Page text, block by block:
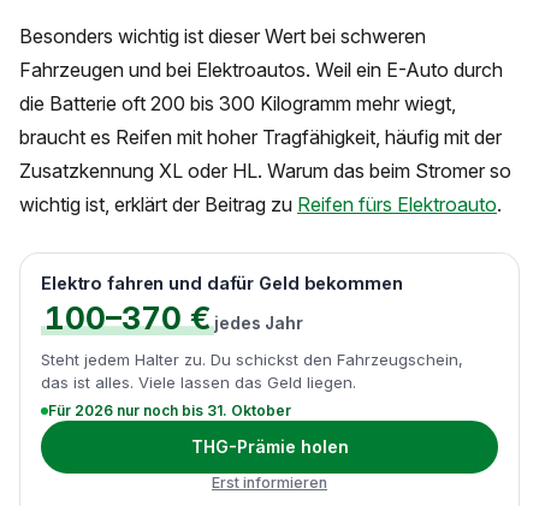
Besonders wichtig ist dieser Wert bei schweren
Fahrzeugen und bei Elektroautos. Weil ein E-Auto durch
die Batterie oft 200 bis 300 Kilogramm mehr wiegt,
braucht es Reifen mit hoher Tragfähigkeit, häufig mit der
Zusatzkennung XL oder HL. Warum das beim Stromer so
wichtig ist, erklärt der Beitrag zu Reifen fürs Elektroauto.
Elektro fahren und dafür Geld bekommen
100–370 € jedes Jahr
Steht jedem Halter zu. Du schickst den Fahrzeugschein,
das ist alles. Viele lassen das Geld liegen.
Für 2026 nur noch bis 31. Oktober
THG-Prämie holen
Erst informieren